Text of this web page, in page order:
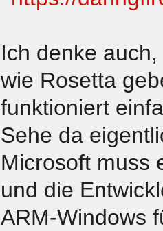
Ich denke
wie Rosetta
funktioniert
Sehe da
Microsoft muss
und die
ARM-Windows